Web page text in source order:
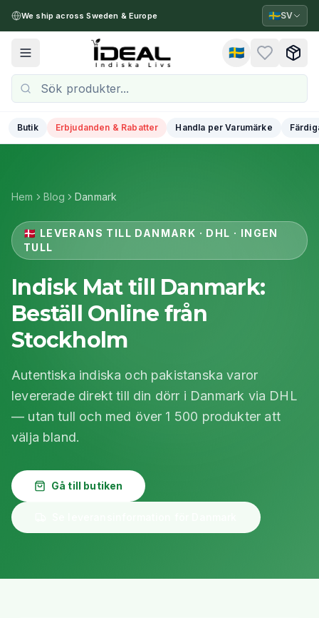
We ship across Sweden & Europe 🇸🇪SV
Toggle menu 🇸🇪
Butik Erbjudanden & Rabatter Handla per Varumärke
Hem Blog Danmark
🇩🇰 LEVERANS TILL DANMARK · DHL · INGEN
TULL
Indisk Mat till Danmark:
Beställ Online från
Stockholm
Autentiska indiska och pakistanska varor
levererade direkt till din dörr i Danmark via DHL
— utan tull och med över 1 500 produkter att
välja bland.
Gå till butiken